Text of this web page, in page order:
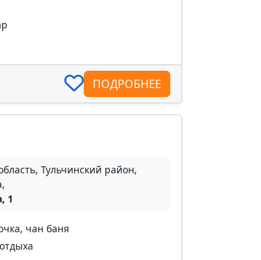
ПОДРОБНЕЕ
Тульчинский район,
1
чан баня